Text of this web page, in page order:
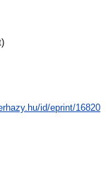
id/eprint/16820